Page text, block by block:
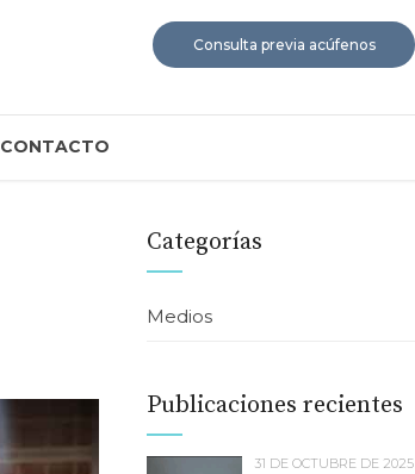
Consulta previa acúfenos
CONTACTO
Categorías
Medios
Publicaciones recientes
31 DE OCTUBRE DE 2025